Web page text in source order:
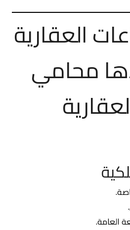
العقارية
محامي
العامة.